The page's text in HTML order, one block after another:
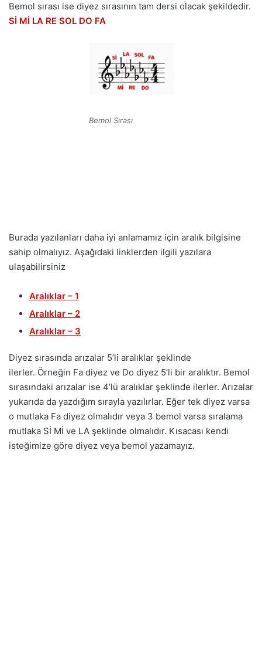
Bemol sırası ise diyez sırasının tam dersi olacak şekildedir.
Sİ Mİ LA RE SOL DO FA
Bemol Sırası
Burada yazılanları daha iyi anlamamız için aralık bilgisine
sahip olmalıyız. Aşağıdaki linklerden ilgili yazılara
ulaşabilirsiniz
Aralıklar – 1
Aralıklar – 2
Aralıklar – 3
Diyez sırasında arızalar 5’li aralıklar şeklinde
ilerler. Örneğin Fa diyez ve Do diyez 5’li bir aralıktır. Bemol
sırasındaki arızalar ise 4’lü aralıklar şeklinde ilerler. Arızalar
yukarıda da yazdığım sırayla yazılırlar. Eğer tek diyez varsa
o mutlaka Fa diyez olmalıdır veya 3 bemol varsa sıralama
mutlaka Sİ Mİ ve LA şeklinde olmalıdır. Kısacası kendi
isteğimize göre diyez veya bemol yazamayız.